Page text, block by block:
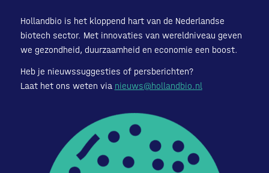
Hollandbio is het kloppend hart van de Nederlandse
biotech sector. Met innovaties van wereldniveau geven
we gezondheid, duurzaamheid en economie een boost.
Heb je nieuwssuggesties of persberichten?
Laat het ons weten via nieuws@hollandbio.nl